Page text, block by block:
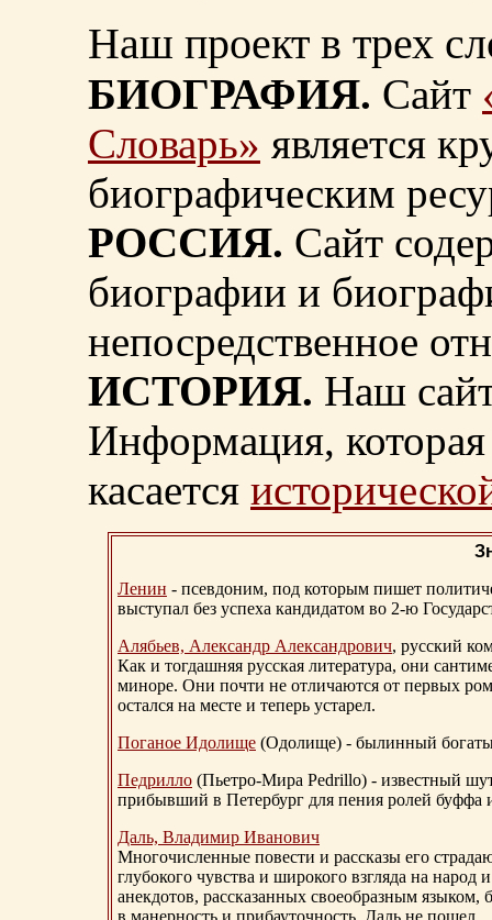
Наш проект в трех
БИОГРАФИЯ. Сайт
Словарь» является
биографическим
РОССИЯ. Сайт
биографии и
непосредственное
ИСТОРИЯ. Наш
Информация, которая
касается
Ленин - псевдоним, под которым пишет
выступал без успеха кандидатом во 2-ю
Алябьев, Александр Александрович, русский
Как и тогдашняя русская литература, они
миноре. Они почти не отличаются от первых
остался на месте и теперь устарел.
Поганое Идолище (Одолище) - былинный
Педрилло (Пьетро-Мира Pedrillo) - известный
прибывший в Петербург для пения ролей буффа
Даль, Владимир Иванович
Многочисленные повести и рассказы его
глубокого чувства и широкого взгляда на
анекдотов, рассказанных своеобразным
в манерность и прибауточность, Даль не пошел